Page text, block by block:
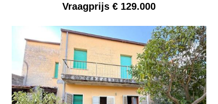
Vraagprijs € 129.000